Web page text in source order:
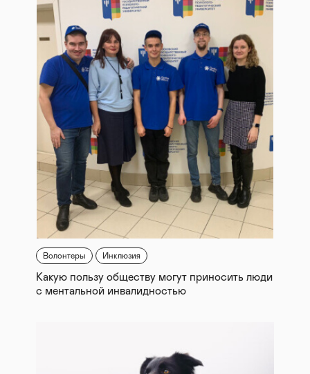
Волонтеры Инклюзия
Какую пользу обществу могут приносить люди
с ментальной инвалидностью